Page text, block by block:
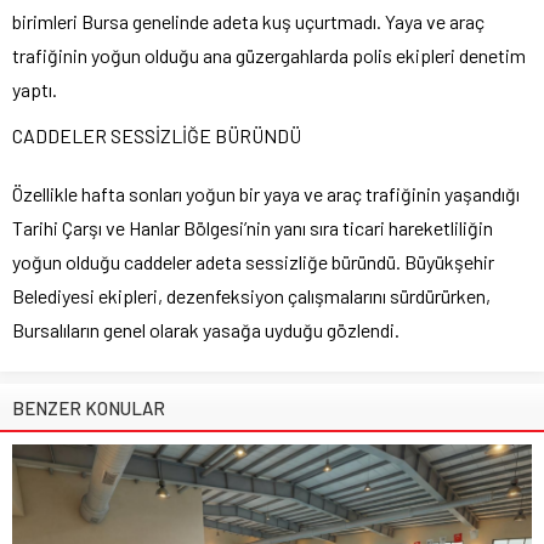
birimleri Bursa genelinde adeta kuş uçurtmadı. Yaya ve araç
trafiğinin yoğun olduğu ana güzergahlarda polis ekipleri denetim
yaptı.
CADDELER SESSİZLİĞE BÜRÜNDÜ
Özellikle hafta sonları yoğun bir yaya ve araç trafiğinin yaşandığı
Tarihi Çarşı ve Hanlar Bölgesi’nin yanı sıra ticari hareketliliğin
yoğun olduğu caddeler adeta sessizliğe büründü. Büyükşehir
Belediyesi ekipleri, dezenfeksiyon çalışmalarını sürdürürken,
Bursalıların genel olarak yasağa uyduğu gözlendi.
BENZER KONULAR